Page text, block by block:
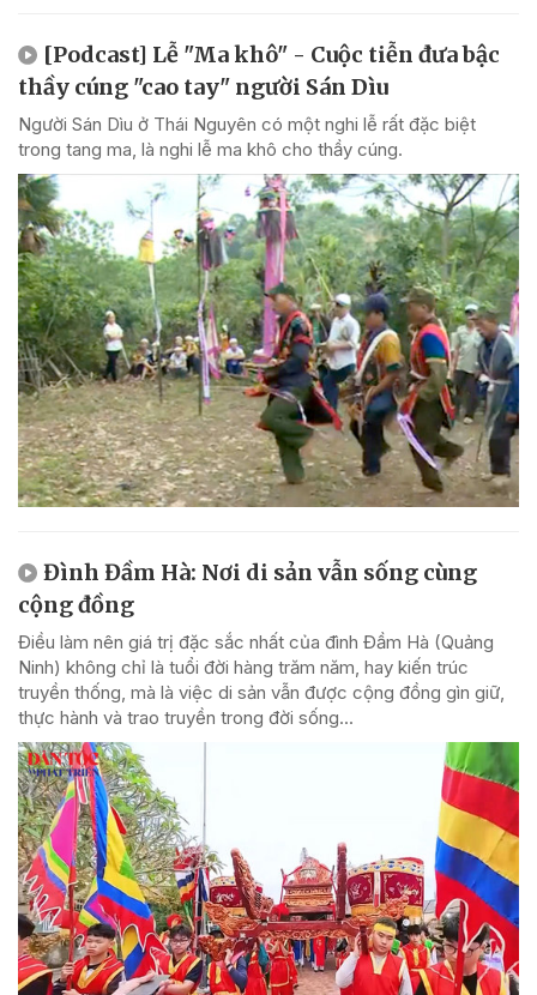
[Podcast] Lễ "Ma khô" - Cuộc tiễn đưa bậc
thầy cúng "cao tay" người Sán Dìu
Người Sán Dìu ở Thái Nguyên có một nghi lễ rất đặc biệt
trong tang ma, là nghi lễ ma khô cho thầy cúng.
Đình Đầm Hà: Nơi di sản vẫn sống cùng
cộng đồng
Điều làm nên giá trị đặc sắc nhất của đình Đầm Hà (Quảng
Ninh) không chỉ là tuổi đời hàng trăm năm, hay kiến trúc
truyền thống, mà là việc di sản vẫn được cộng đồng gìn giữ,
thực hành và trao truyền trong đời sống...